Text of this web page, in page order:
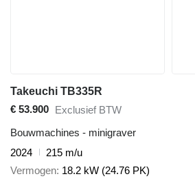
Takeuchi TB335R
€ 53.900 Exclusief BTW
Bouwmachines - minigraver
2024
215 m/u
Vermogen 18.2 kW (24.76 PK)